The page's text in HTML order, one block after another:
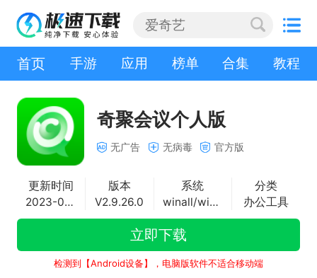
首页 手游 应用 榜单 合集 教程
奇聚会议个人版
无广告 无病毒 官方版
更新时间
2023-01-17
版本
V2.9.26.0
系统
winall/win7/win10/win11
分类
办公工具
立即下载
检测到【Android设备】，电脑版软件不适合移动端